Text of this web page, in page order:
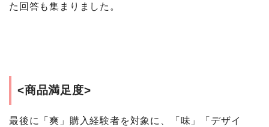
た回答も集まりました。
<商品満足度>
最後に「爽」購入経験者を対象に、「味」「デザイ